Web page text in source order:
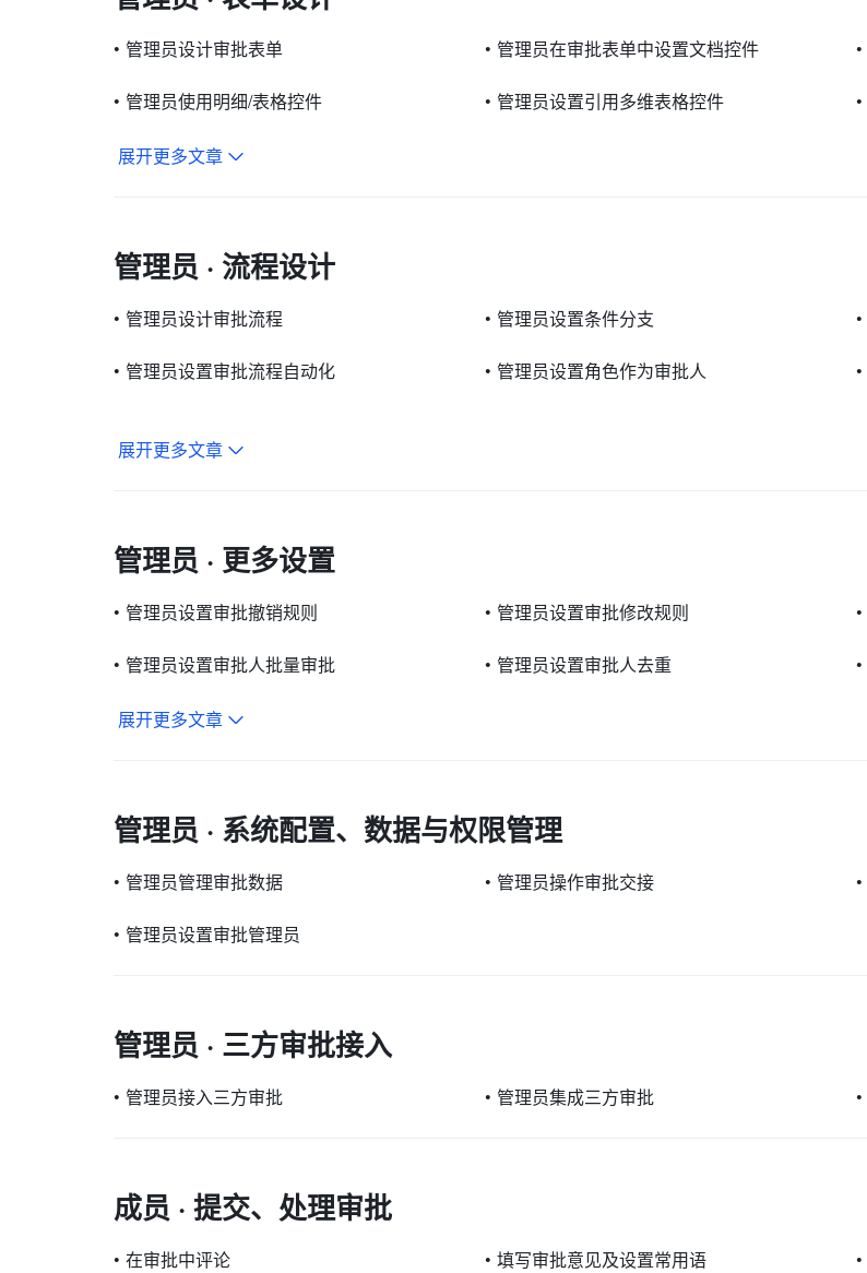
• 管理员设计审批表单 • 管理员在审批表单中设置文档控件 •
• 管理员使用明细/表格控件 • 管理员设置引用多维表格控件 •
展开更多文章
管理员 · 流程设计
• 管理员设计审批流程 • 管理员设置条件分支 •
• 管理员设置审批流程自动化 • 管理员设置角色作为审批人 •
展开更多文章
管理员 · 更多设置
• 管理员设置审批撤销规则 • 管理员设置审批修改规则 •
• 管理员设置审批人批量审批 • 管理员设置审批人去重 •
展开更多文章
管理员 · 系统配置、数据与权限管理
• 管理员管理审批数据 • 管理员操作审批交接 •
• 管理员设置审批管理员
管理员 · 三方审批接入
• 管理员接入三方审批 • 管理员集成三方审批 •
成员 · 提交、处理审批
• 在审批中评论 • 填写审批意见及设置常用语 •